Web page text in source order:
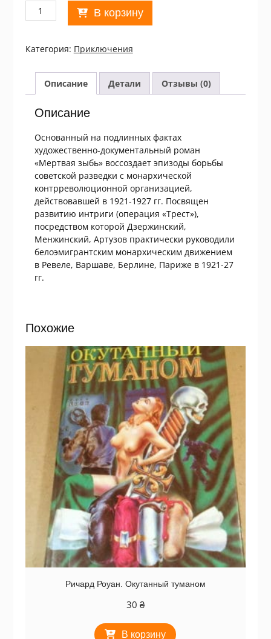
Количество
товара
Никулин.
Мертвая
зыбь.
В корзину
Категория: Приключения
Описание Детали Отзывы (0)
Описание
Основанный на подлинных фактах
художественно-документальный роман
«Мертвая зыбь» воссоздает эпизоды борьбы
советской разведки с монархической
контрреволюционной организацией,
действовавшей в 1921-1927 гг. Посвящен
развитию интриги (операция «Трест»),
посредством которой Дзержинский,
Менжинский, Артузов практически руководили
белоэмигрантским монархическим движением
в Ревеле, Варшаве, Берлине, Париже в 1921-27
гг.
Похожие
Ричард Роуан. Окутанный туманом
30 ₴
В корзину